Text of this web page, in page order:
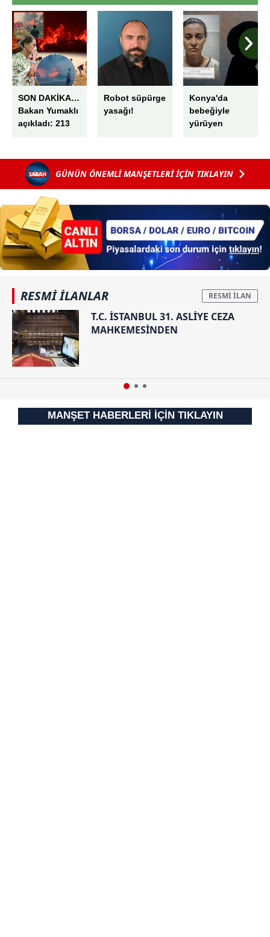
SON DAKİKA…
Bakan Yumaklı
açıkladı: 213
kontrol
altında! Ekipler
7/24
görevlerinin
başında!
Robot süpürge
yasağı!
Konya'da
bebeğiyle
yürüyen
saldırı: Daha
fazla üremeyin,
GÜNÜN ÖNEMLİ MANŞETLERİ İÇİN TIKLAYIN
RESMİ İLANLAR
T.C. İSTANBUL 31. ASLİYE CEZA
MAHKEMESİNDEN
MANŞET HABERLERİ İÇİN TIKLAYIN